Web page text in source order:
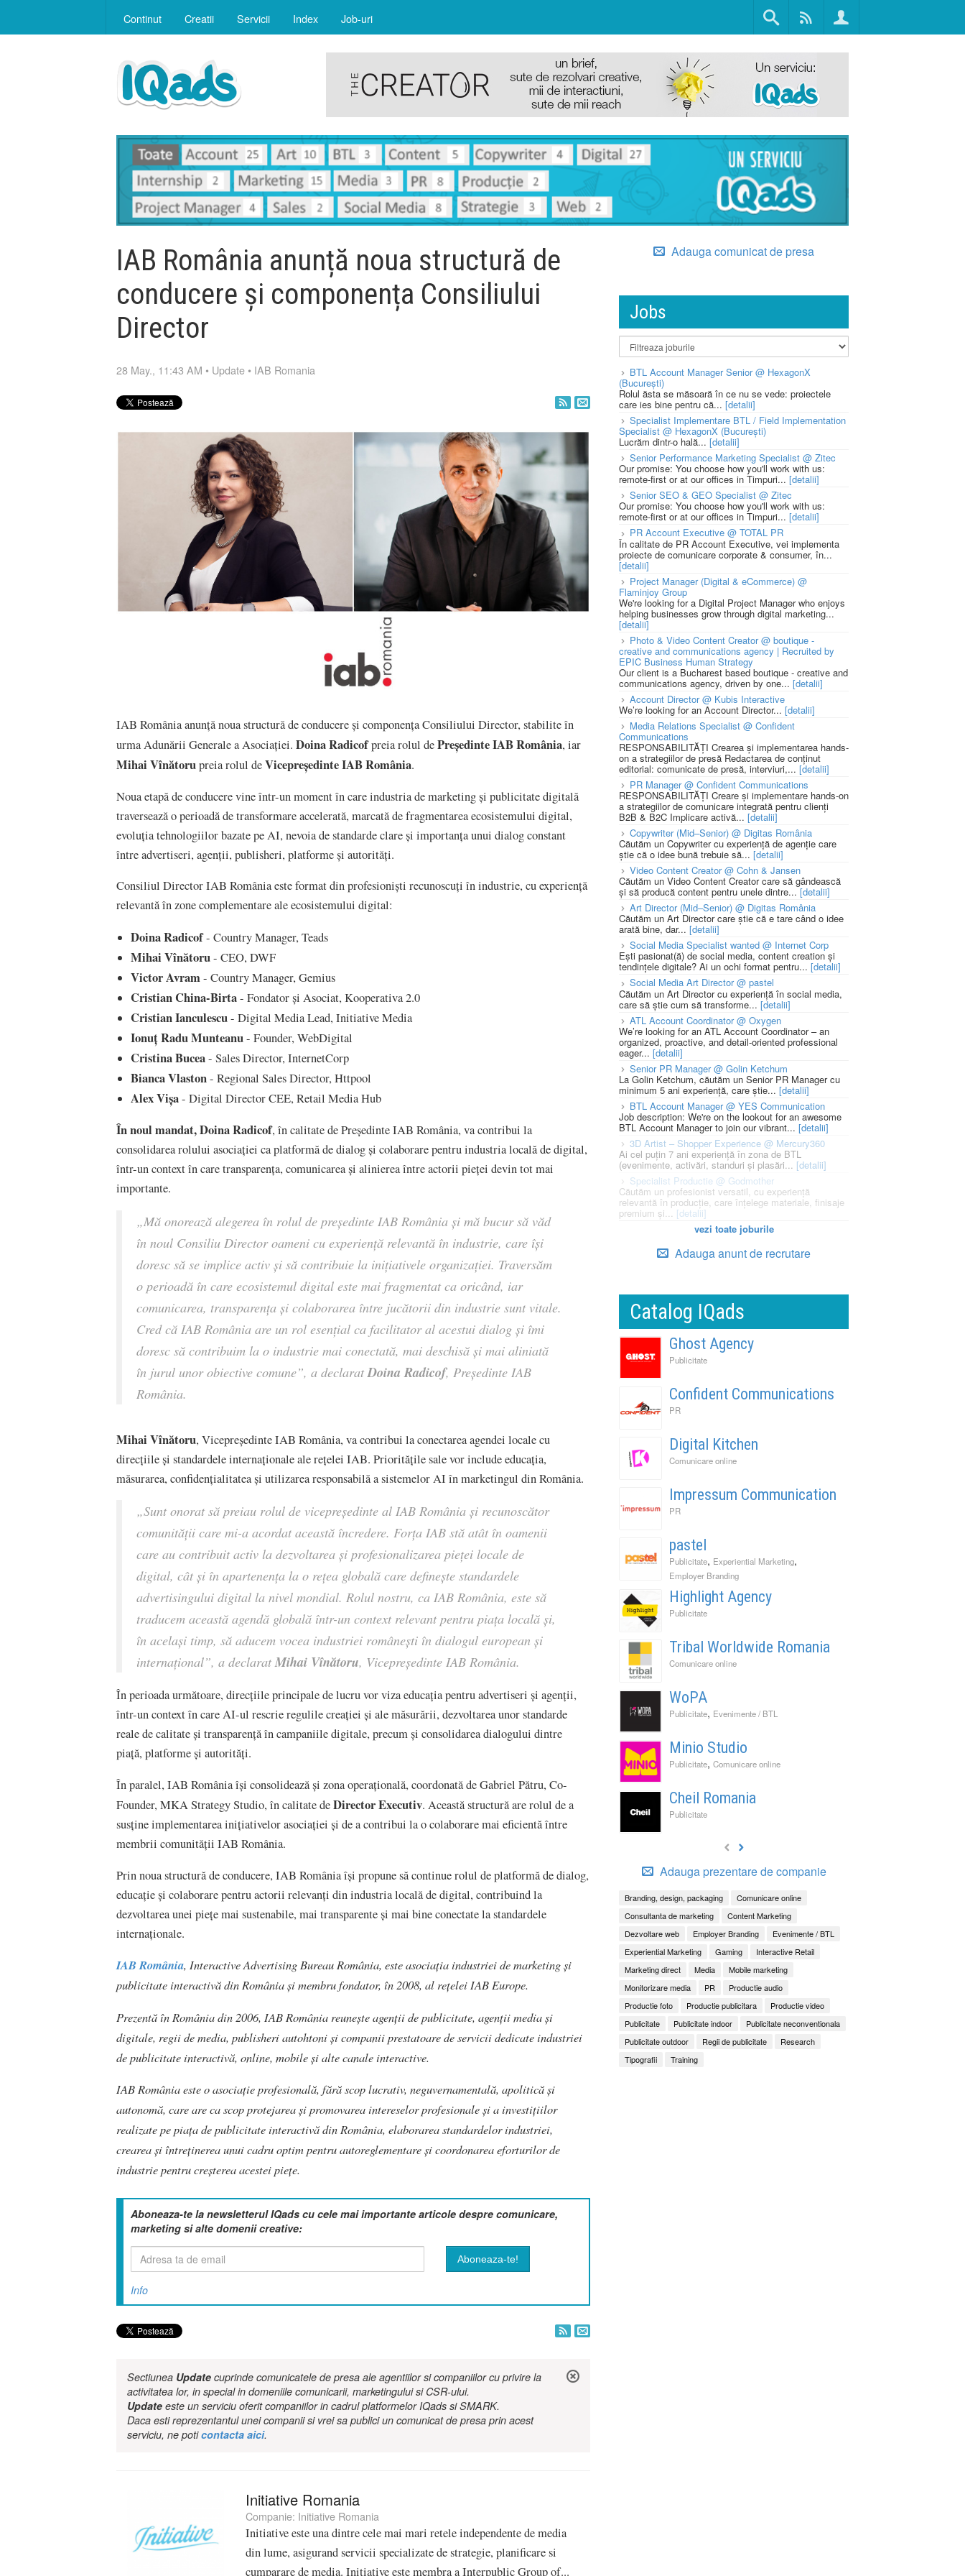
Continut Creatii Servicii Index Job-uri
IAB România anunță noua structură de
conducere și componența Consiliului
Director
28 May., 11:43 AM • Update • IAB Romania
IAB România anunță noua structură de conducere și componența Consiliului Director, stabilite în
urma Adunării Generale a Asociației. Doina Radicofpreia rolul dePreședinte IAB România, iar
Mihai Vînătorupreia rolul deVicepreședinte IAB România.
Noua etapă de conducere vine într-un moment în care industria de marketing și publicitate digitală
traversează o perioadă de transformare accelerată, marcată de fragmentarea ecosistemului digital,
evoluția tehnologiilor bazate pe AI, nevoia de standarde clare și importanța unui dialog constant
între advertiseri, agenții, publisheri, platforme și autorități.
Consiliul Director IAB România este format din profesioniști recunoscuți în industrie, cu experiență
relevantă în zone complementare ale ecosistemului digital:
Doina Radicof- Country Manager, Teads
Mihai Vînătoru- CEO, DWF
Victor Avram- Country Manager, Gemius
Cristian China-Birta- Fondator și Asociat, Kooperativa 2.0
Cristian Ianculescu- Digital Media Lead, Initiative Media
Ionuț Radu Munteanu- Founder, WebDigital
Cristina Bucea- Sales Director, InternetCorp
Bianca Vlaston- Regional Sales Director, Httpool
Alex Vișa- Digital Director CEE, Retail Media Hub
În noul mandat, Doina Radicof, în calitate de Președinte IAB România, va contribui la
consolidarea rolului asociației ca platformă de dialog și colaborare pentru industria locală de digital,
într-un context în care transparența, comunicarea și alinierea între actorii pieței devin tot mai
importante.
„Mă onorează alegerea în rolul de președinte IAB România și mă bucur să văd
în noul Consiliu Director oameni cu experiență relevantă în industrie, care își
doresc să se implice activ și să contribuie la inițiativele organizației. Traversăm
o perioadă în care ecosistemul digital este mai fragmentat ca oricând, iar
comunicarea, transparența și colaborarea între jucătorii din industrie sunt vitale.
Cred că IAB România are un rol esențial ca facilitator al acestui dialog și îmi
doresc să contribuim la o industrie mai conectată, mai deschisă și mai aliniată
în jurul unor obiective comune”, a declaratDoina Radicof, Președinte IAB
România.
Mihai Vînătoru, Vicepreședinte IAB România, va contribui la conectarea agendei locale cu
direcțiile și standardele internaționale ale rețelei IAB. Prioritățile sale vor include educația,
măsurarea, confidențialitatea și utilizarea responsabilă a sistemelor AI în marketingul din România.
„Sunt onorat să preiau rolul de vicepreședinte al IAB România și recunoscător
comunității care mi-a acordat această încredere. Forța IAB stă atât în oamenii
care au contribuit activ la dezvoltarea și profesionalizarea pieței locale de
digital, cât și în apartenența la o rețea globală care definește standardele
advertisingului digital la nivel mondial. Rolul nostru, ca IAB România, este să
traducem această agendă globală într-un context relevant pentru piața locală și,
în același timp, să aducem vocea industriei românești în dialogul european și
internațional”, a declaratMihai Vînătoru, Vicepreședinte IAB România.
În perioada următoare, direcțiile principale de lucru vor viza educația pentru advertiseri și agenții,
într-un context în care AI-ul rescrie regulile creației și ale măsurării, dezvoltarea unor standarde
reale de calitate și transparență în campaniile digitale, precum și consolidarea dialogului dintre
piață, platforme și autorități.
În paralel, IAB România își consolidează și zona operațională, coordonată de Gabriel Pătru, Co-
Founder, MKA Strategy Studio, în calitate deDirector Executiv. Această structură are rolul de a
susține implementarea inițiativelor asociației și de a contribui la o colaborare mai eficientă între
membrii comunității IAB România.
Prin noua structură de conducere, IAB România își propune să continue rolul de platformă de dialog,
educație și colaborare pentru actorii relevanți din industria locală de digital, contribuind la
dezvoltarea unei piețe mai sustenabile, mai transparente și mai bine conectate la standardele
internaționale.
IAB România, Interactive Advertising Bureau România, este asociația industriei de marketing și
publicitate interactivă din România și membru fondator, în 2008, al rețelei IAB Europe.
Prezentă în România din 2006, IAB România reunește agenții de publicitate, agenții media și
digitale, regii de media, publisheri autohtoni și companii prestatoare de servicii dedicate industriei
de publicitate interactivă, online, mobile și alte canale interactive.
IAB România este o asociație profesională, fără scop lucrativ, neguvernamentală, apolitică și
autonomă, care are ca scop protejarea și promovarea intereselor profesionale și a investițiilor
realizate pe piața de publicitate interactivă din România, elaborarea standardelor industriei,
crearea și întreținerea unui cadru optim pentru autoreglementare și coordonarea eforturilor de
industrie pentru creșterea acestei piețe.
Aboneaza-te la newsletterul IQads cu cele mai importante articole despre comunicare,
marketing si alte domenii creative:
Info
Sectiunea Update cuprinde comunicatele de presa ale agentiilor si companiilor cu privire la
activitatea lor, in special in domeniile comunicarii, marketingului si CSR-ului.
Update este un serviciu oferit companiilor in cadrul platformelor IQads si SMARK.
Daca esti reprezentantul unei companii si vrei sa publici un comunicat de presa prin acest
serviciu, ne poticontacta aici.
Initiative Romania
Companie: Initiative Romania
Initiative este una dintre cele mai mari retele independente de media
din lume, asigurand servicii specializate de strategie, planificare si
cumparare de media. Initiative este membra a Interpublic Group of...
Adauga comunicat de presa
Jobs
BTL Account Manager Senior @ HexagonX
(București)
Rolul ăsta se măsoară în ce nu se vede: proiectele
care ies bine pentru că... [detalii]
Specialist Implementare BTL / Field Implementation
Specialist @ HexagonX (București)
Lucrăm dintr-o hală... [detalii]
Senior Performance Marketing Specialist @ Zitec
Our promise: You choose how you'll work with us:
remote-first or at our offices in Timpuri... [detalii]
Senior SEO & GEO Specialist @ Zitec
Our promise: You choose how you'll work with us:
remote-first or at our offices in Timpuri... [detalii]
PR Account Executive @ TOTAL PR
În calitate de PR Account Executive, vei implementa
proiecte de comunicare corporate & consumer, în...
[detalii]
Project Manager (Digital & eCommerce) @
Flaminjoy Group
We're looking for a Digital Project Manager who enjoys
helping businesses grow through digital marketing...
[detalii]
Photo & Video Content Creator @ boutique -
creative and communications agency | Recruited by
EPIC Business Human Strategy
Our client is a Bucharest based boutique - creative and
communications agency, driven by one... [detalii]
Account Director @ Kubis Interactive
We’re looking for an Account Director... [detalii]
Media Relations Specialist @ Confident
Communications
RESPONSABILITĂȚI Crearea și implementarea hands-
on a strategiilor de presă Redactarea de conținut
editorial: comunicate de presă, interviuri,... [detalii]
PR Manager @ Confident Communications
RESPONSABILITĂȚI Creare și implementare hands-on
a strategiilor de comunicare integrată pentru clienți
B2B & B2C Implicare activă... [detalii]
Copywriter (Mid–Senior) @ Digitas România
Căutăm un Copywriter cu experiență de agenție care
știe că o idee bună trebuie să... [detalii]
Video Content Creator @ Cohn & Jansen
Căutăm un Video Content Creator care să gândească
și să producă content pentru unele dintre... [detalii]
Art Director (Mid–Senior) @ Digitas România
Căutăm un Art Director care știe că e tare când o idee
arată bine, dar... [detalii]
Social Media Specialist wanted @ Internet Corp
Ești pasionat(ă) de social media, content creation și
tendințele digitale? Ai un ochi format pentru... [detalii]
Social Media Art Director @ pastel
Căutăm un Art Director cu experiență în social media,
care să știe cum să transforme... [detalii]
ATL Account Coordinator @ Oxygen
We’re looking for an ATL Account Coordinator – an
organized, proactive, and detail-oriented professional
eager... [detalii]
Senior PR Manager @ Golin Ketchum
La Golin Ketchum, căutăm un Senior PR Manager cu
minimum 5 ani experiență, care știe... [detalii]
BTL Account Manager @ YES Communication
Job description: We're on the lookout for an awesome
BTL Account Manager to join our vibrant... [detalii]
3D Artist – Shopper Experience @ Mercury360
Ai cel puțin 7 ani experiență în zona de BTL
(evenimente, activări, standuri și plasări... [detalii]
Specialist Productie @ Godmother
Căutăm un profesionist versatil, cu experiență
relevantă în producție, care înțelege materiale, finisaje
premium și... [detalii]
vezi toate joburile
Adauga anunt de recrutare
Catalog IQads
Ghost Agency
Publicitate
Confident Communications
PR
Digital Kitchen
Comunicare online
Impressum Communication
PR
pastel
Publicitate, Experiential Marketing,
Employer Branding
Highlight Agency
Publicitate
Tribal Worldwide Romania
Comunicare online
WoPA
Publicitate, Evenimente / BTL
Minio Studio
Publicitate, Comunicare online
Cheil Romania
Publicitate
Adauga prezentare de companie
Branding, design, packaging
Comunicare online
Consultanta de marketing
Content Marketing
Dezvoltare web
Employer Branding
Evenimente / BTL
Experiential Marketing
Gaming
Interactive Retail
Marketing direct
Media
Mobile marketing
Monitorizare media
PR
Productie audio
Productie foto
Productie publicitara
Productie video
Publicitate
Publicitate indoor
Publicitate neconventionala
Publicitate outdoor
Regii de publicitate
Research
Tipografii
Training